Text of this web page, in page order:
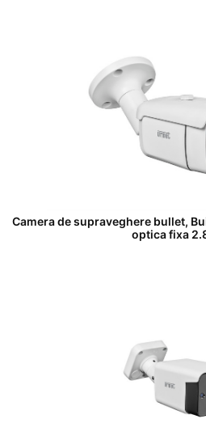
Camera de supraveghere bullet,
optica fixa